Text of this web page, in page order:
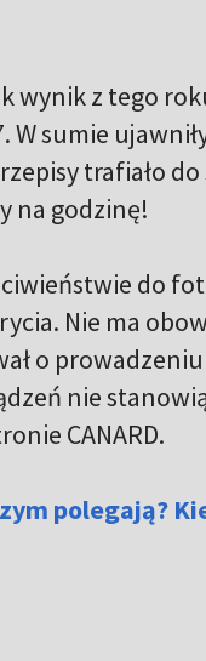
wynik z tego
W sumie
trafiało
na godzinę!
do
Nie ma
o
nie
CANARD.
polegają?